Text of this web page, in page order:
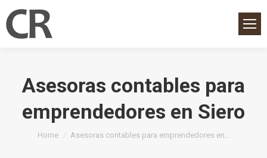
Asesoras contables para
emprendedores en Siero
You are here:
Home Asesoras contables para emprendedores en…